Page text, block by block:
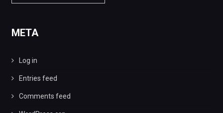
META
Log in
Entries feed
Comments feed